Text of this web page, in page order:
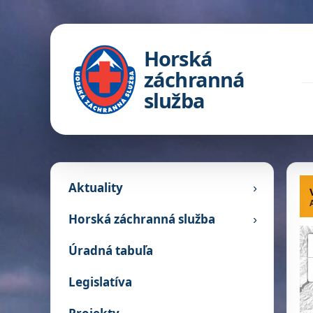
Horská
záchranná
služba
Aktuality ›
Horská záchranná služba ›
Úradná tabuľa
Legislatíva